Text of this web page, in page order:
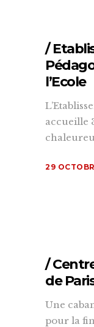
/
l’Ecole
accueille
29
/
de
Une
pour la